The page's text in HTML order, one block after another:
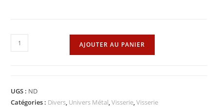
quantité
de
hexagonale
LOT
AJOUTER AU PANIER
UGS : ND
Catégories : Divers, Univers Métal,Visserie,Visserie